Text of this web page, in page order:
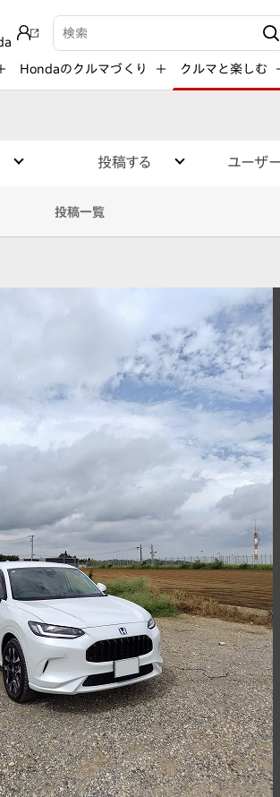
検索キーワード入力
Hondaのクルマづくり クルマと楽しむ
投稿する ユーザ
投稿一覧